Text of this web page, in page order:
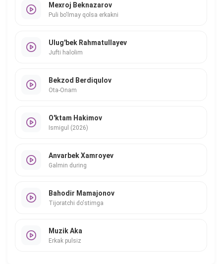
Mexroj Beknazarov
Puli bo'lmay qolsa erkakni
Ulug'bek Rahmatullayev
Jufti halolim
Bekzod Berdiqulov
Ota-Onam
O'ktam Hakimov
Ismigul (2026)
Anvarbek Xamroyev
Galmin during
Bahodir Mamajonov
Tijoratchi do'stimga
Muzik Aka
Erkak pulsiz